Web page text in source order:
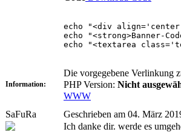
echo "<div
echo "<strong>Banner-
echo "<textarea
Die vorgegebene Verlinkung
Information: PHP Version: Nicht
WWW
SaFuRa
Geschrieben am 04. März
Ich danke dir. werde es